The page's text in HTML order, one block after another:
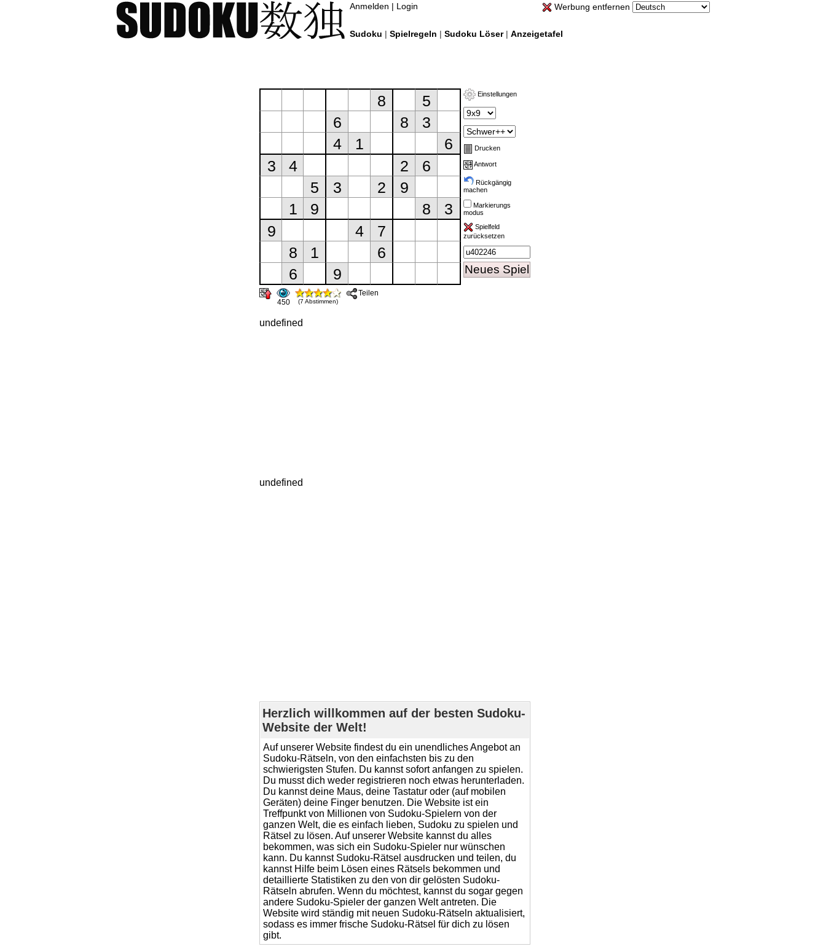
Werbung entfernen
Anmelden | Login
Sudoku | Spielregeln | Sudoku Löser| Anzeigetafel
450 (7 Abstimmen)
Teilen
Einstellungen
Drucken
Antwort
Rückgängig
machen
Markierungs
modus
Spielfeld
zurücksetzen
Neues Spiel
undefined
undefined
Herzlich willkommen auf der besten Sudoku-
Website der Welt!
Auf unserer Website findest du ein unendliches Angebot an
Sudoku-Rätseln, von den einfachsten bis zu den
schwierigsten Stufen. Du kannst sofort anfangen zu spielen.
Du musst dich weder registrieren noch etwas herunterladen.
Du kannst deine Maus, deine Tastatur oder (auf mobilen
Geräten) deine Finger benutzen. Die Website ist ein
Treffpunkt von Millionen von Sudoku-Spielern von der
ganzen Welt, die es einfach lieben, Sudoku zu spielen und
Rätsel zu lösen. Auf unserer Website kannst du alles
bekommen, was sich ein Sudoku-Spieler nur wünschen
kann. Du kannst Sudoku-Rätsel ausdrucken und teilen, du
kannst Hilfe beim Lösen eines Rätsels bekommen und
detaillierte Statistiken zu den von dir gelösten Sudoku-
Rätseln abrufen. Wenn du möchtest, kannst du sogar gegen
andere Sudoku-Spieler der ganzen Welt antreten. Die
Website wird ständig mit neuen Sudoku-Rätseln aktualisiert,
sodass es immer frische Sudoku-Rätsel für dich zu lösen
gibt.